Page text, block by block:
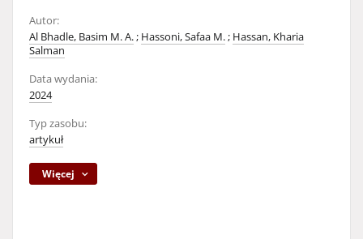
Autor:
Al Bhadle, Basim M. A.; Hassoni, Safaa M.; Hassan, Kharia
Salman
Data wydania:
2024
Typ zasobu:
artykuł
Więcej